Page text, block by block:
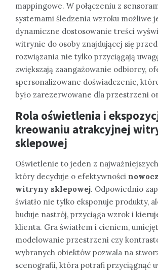
mappingowe. W połączeniu z
systemami śledzenia wzroku możliwe
dynamiczne dostosowanie treści
witrynie do osoby znajdującej się
rozwiązania nie tylko przyciągają
zwiększają zaangażowanie odbiorcy,
spersonalizowane doświadczenie,
było zarezerwowane dla przestrzeni
Rola oświetlenia i
kreowaniu atrakcyjnej
sklepowej
Oświetlenie to jeden z
który decyduje o efektywności
witryny sklepowej. Odpowiednio
światło nie tylko eksponuje produkty,
buduje nastrój, przyciąga wzrok i
klienta. Gra światłem i cieniem,
modelowanie przestrzeni czy
wybranych obiektów pozwala na
scenografii, która potrafi przyciągnąć